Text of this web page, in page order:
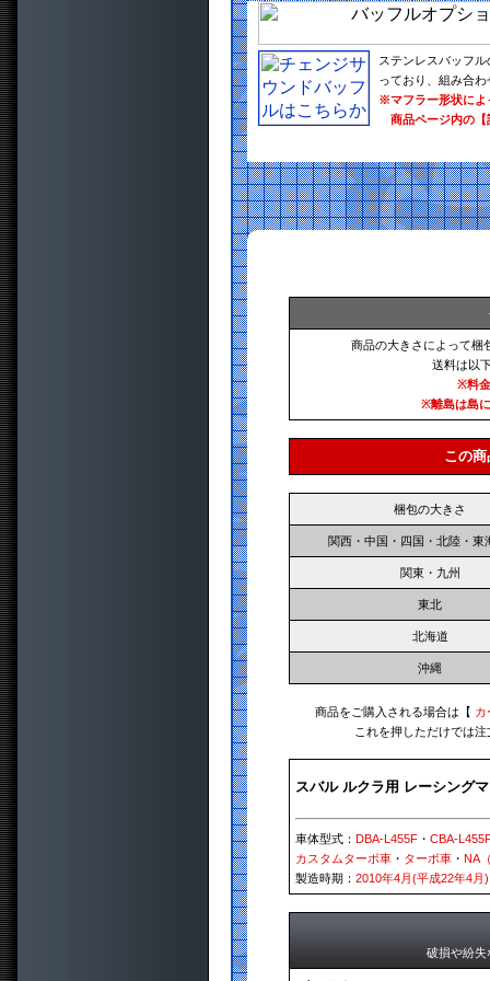
ステンレスバッフ
っており、組み合
※マフラー形状によ
商品ページ内の【
商品の大きさによって梱
送料は以
※料
※離島は島
この
梱包の大きさ
関西・中国・四国・北陸・東
関東・九州
東北
北海道
沖縄
商品をご購入される場合は【 カ
これを押しただけでは
スバル ルクラ用 レーシング
車体型式： DBA-L455F・ CBA-
カスタムターボ車・ ターボ車・ NA
製造時期： 2010年4月(平成22年4月)
破損や紛失